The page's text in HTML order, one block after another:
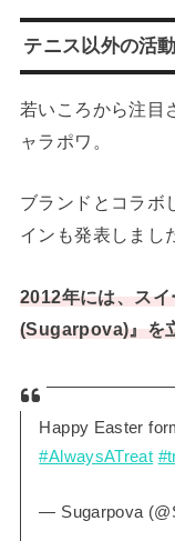
テニス以外の活動
若いころから注目
ャラポワ。
ブランドとコラボ
インも発表しまし
2012年には、ス
(Sugarpova)』を
Happy Easter
#AlwaysATreat
— Sugarpova